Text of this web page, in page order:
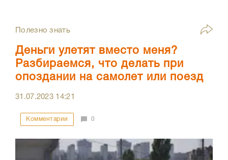
Полезно знать
Деньги улетят вместо меня?
Разбираемся, что делать при
опоздании на самолет или поезд
31.07.2023 14:21
Комментарии 0